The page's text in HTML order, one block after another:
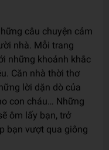
câu chuyện cảm
nhà. Mỗi trang
những khoảnh khắc
Căn nhà thời thơ
lời dặn dò của
con cháu… Những
ôm lấy bạn, trở
bạn vượt qua giông